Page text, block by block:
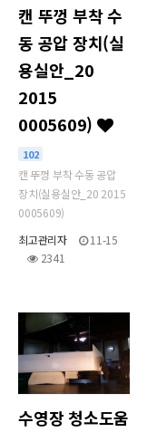
캔 뚜껑 부착 수
동 공압 장치(실
용실안_20
2015
0005609)
102
캔 뚜껑 부착 수동 공압
장치(실용실안_20 2015
0005609)
최고관리자
11-15
2341
수영장 청소도움